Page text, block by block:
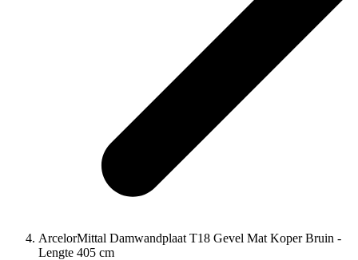
ArcelorMittal Damwandplaat T18 Gevel Mat Koper Bruin -
Lengte 405 cm